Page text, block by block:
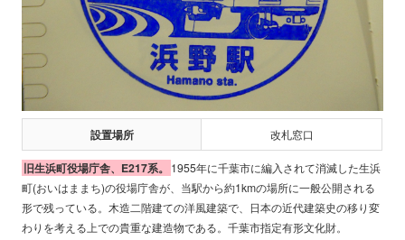
設置場所 改札窓口
旧生浜町役場庁舎、E217系。 1955年に千葉市に編入されて消滅した生浜
町(おいはままち)の役場庁舎が、当駅から約1kmの場所に一般公開される
形で残っている。木造二階建ての洋風建築で、日本の近代建築史の移り変
わりを考える上での貴重な建造物である。千葉市指定有形文化財。